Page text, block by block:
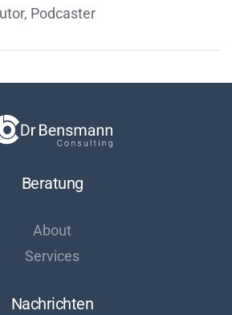
Podcaster
Beratung
About
Services
Nachrichten